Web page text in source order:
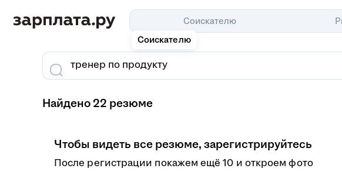
Соискателю
Соискателю
Найдено 22 резюме
Чтобы видеть все резюме, зарегистрируйтесь
После регистрации покажем ещё 10 и откроем фото